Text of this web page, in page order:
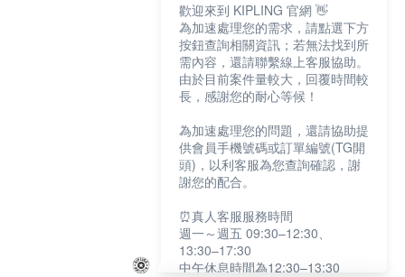
歡迎來到 KIPLING 官網 👋
為加速處理您的需求，請點選下方
按鈕查詢相關資訊；若無法找到所
需內容，還請聯繫線上客服協助。
由於目前案件量較大，回覆時間較
長，感謝您的耐心等候！
為加速處理您的問題，還請協助提
供會員手機號碼或訂單編號(TG開
頭)，以利客服為您查詢確認，謝
謝您的配合。
⏰真人客服服務時間
週一～週五 09:30–12:30、
13:30–17:30
中午休息時間為12:30–13:30